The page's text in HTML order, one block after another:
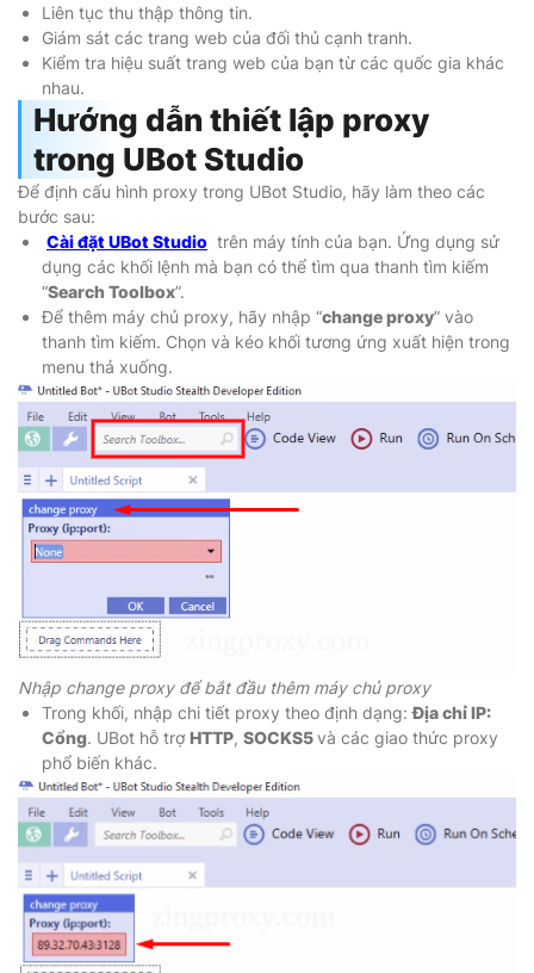
Liên tục thu thập thông tin.
Giám sát các trang web của đối thủ cạnh tranh.
Kiểm tra hiệu suất trang web của bạn từ các quốc gia khác
nhau.
Hướng dẫn thiết lập proxy
trong UBot Studio
Để định cấu hình proxy trong UBot Studio, hãy làm theo các
bước sau:
Cài đặt UBot Studio trên máy tính của bạn. Ứng dụng sử
dụng các khối lệnh mà bạn có thể tìm qua thanh tìm kiếm
“Search Toolbox”.
Để thêm máy chủ proxy, hãy nhập “change proxy” vào
thanh tìm kiếm. Chọn và kéo khối tương ứng xuất hiện trong
menu thả xuống.
Nhập change proxy để bắt đầu thêm máy chủ proxy
Trong khối, nhập chi tiết proxy theo định dạng:Địa chỉ IP:
Cổng. UBot hỗ trợHTTP, SOCKS5và các giao thức proxy
phổ biến khác.